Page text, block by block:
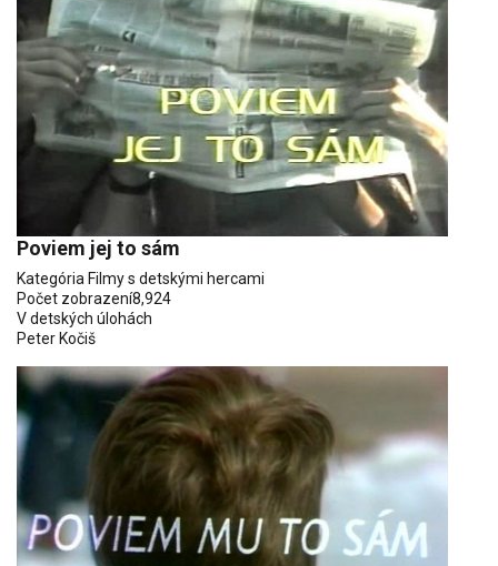
Poviem jej to sám
Kategória Filmy s detskými hercami
Počet zobrazení8,924
V detských úlohách
Peter Kočiš